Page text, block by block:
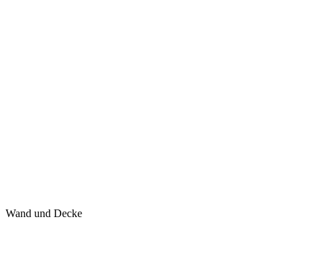
Wand und Decke